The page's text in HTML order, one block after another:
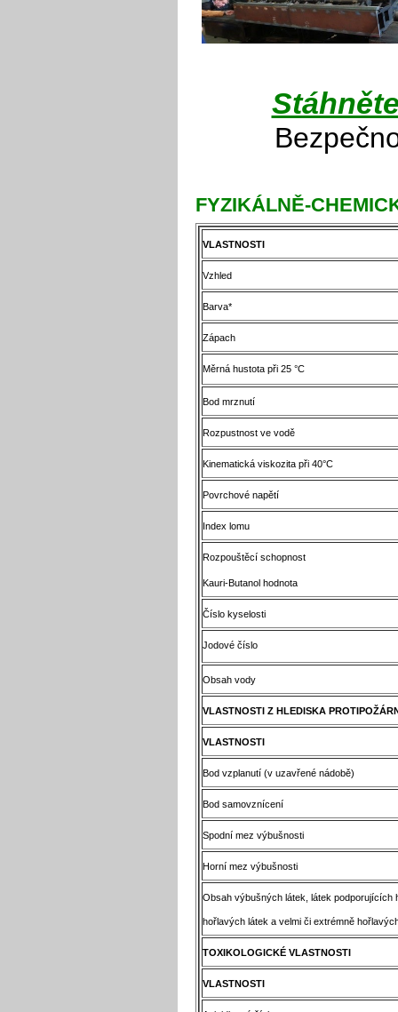
FYZIKÁLNĚ-
VLASTNOSTI
Vzhled
Barva*
Zápach
Měrná hustota při 25 °C
Bod mrznutí
Rozpustnost ve vodě
Kinematická viskozita při 40°C
Povrchové napětí
Index lomu
Rozpouštěcí schopnost
Kauri-Butanol hodnota
Číslo kyselosti
Jodové číslo
Obsah vody
VLASTNOSTI Z HLEDISKA
VLASTNOSTI
Bod vzplanutí (v uzavřené nádobě)
Bod samovznícení
Spodní mez výbušnosti
Horní mez výbušnosti
Obsah výbušných látek, látek podporujících
hořlavých látek a velmi či extrémně
TOXIKOLOGICKÉ VLASTNOSTI
VLASTNOSTI